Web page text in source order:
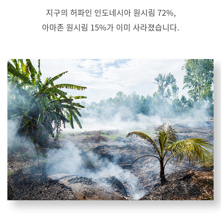
지구의 허파인 인도네시아 원시림 72%,
아마존 원시림 15%가 이미 사라졌습니다.